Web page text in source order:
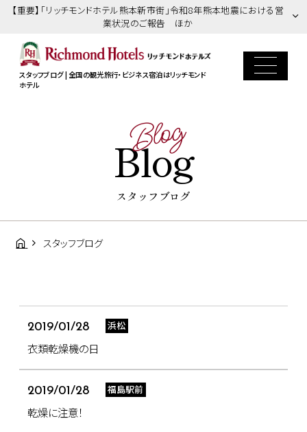
【重要】「リッチモンドホテル熊本新市街」令和8年熊本地震における営
業状況のご報告 ほか
スタッフブログ | 全国の観光旅行・ビジネス宿泊はリッチモンド
ホテル
Blog
Blog
スタッフブログ
スタッフブログ
2019/01/28 浜松
衣類乾燥機の日
2019/01/28 福島駅前
乾燥に注意！